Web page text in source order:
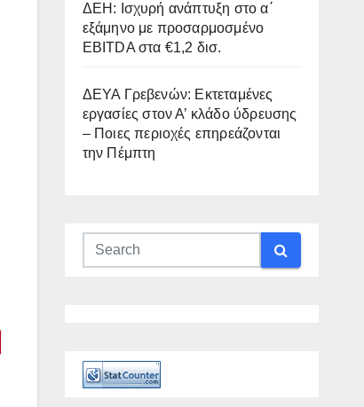
ΔΕΗ: Ισχυρή ανάπτυξη στο α΄
εξάμηνο με προσαρμοσμένο
EBITDA στα €1,2 δισ.
ΔΕΥΑ Γρεβενών: Εκτεταμένες
εργασίες στον Α’ κλάδο ύδρευσης
– Ποιες περιοχές επηρεάζονται
την Πέμπτη